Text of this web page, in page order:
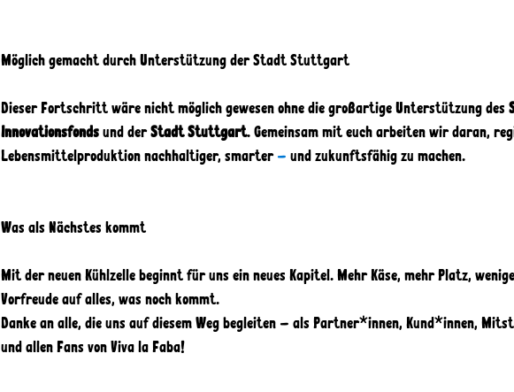
Möglich gemacht durch Unterstützung der Stadt Stuttgart
Dieser Fortschritt wäre nicht möglich gewesen ohne die großartige Unterstützung des
Innovationsfonds und der Stadt Stuttgart. Gemeinsam mit euch arbeiten wir daran,
Lebensmittelproduktion nachhaltiger, smarter – und zukunftsfähig zu machen.
Was als Nächstes kommt
Mit der neuen Kühlzelle beginnt für uns ein neues Kapitel. Mehr Käse, mehr Platz,
Vorfreude auf alles, was noch kommt.
Danke an alle, die uns auf diesem Weg begleiten – als Partner*innen, Kund*innen,
und allen Fans von Viva la Faba!